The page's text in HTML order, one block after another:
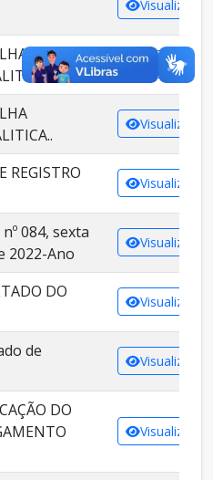
Visualizar
Visualizar
Visualizar
REGISTRO
Visualizar
084, sexta
2022-Ano
Visualizar
DO
Visualizar
de
Visualizar
DO
Visualizar